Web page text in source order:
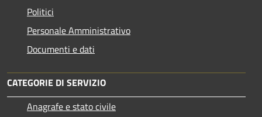
Politici
Personale Amministrativo
Documenti e dati
CATEGORIE DI SERVIZIO
Anagrafe e stato civile